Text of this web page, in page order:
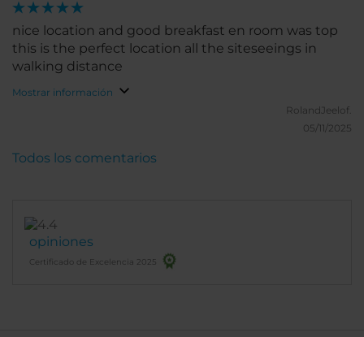
nice location and good breakfast en room was top
this is the perfect location all the siteseeings in
walking distance
Mostrar información
RolandJeelof.
05/11/2025
opiniones
Certificado de Excelencia 2025
Todos los comentarios